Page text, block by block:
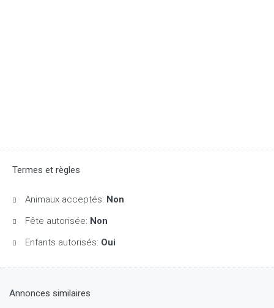
Termes et règles
Animaux acceptés: Non
Fête autorisée: Non
Enfants autorisés: Oui
Annonces similaires